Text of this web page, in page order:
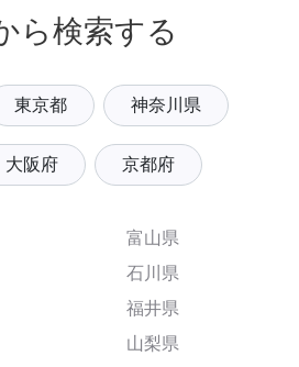
ら検索する
東京都 神奈川県
大阪府 京都府
富山県
石川県
福井県
山梨県